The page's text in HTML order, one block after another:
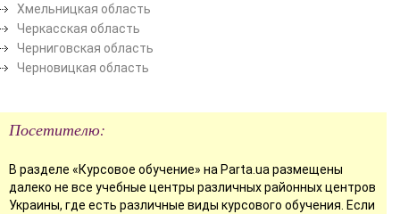
Хмельницкая область
Черкасская область
Черниговская область
Черновицкая область
Посетителю:
В разделе «Курсовое обучение» на Parta.ua размещены
далеко не все учебные центры различных районных центров
Украины, где есть различные виды курсового обучения. Если